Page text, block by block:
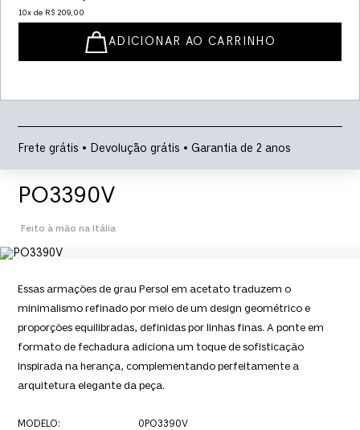
10x de R$ 209,00
ADICIONAR AO CARRINHO
Frete grátis • Devolução grátis • Garantia de 2 anos
PO3390V
Feito à mão na Itália
Essas armações de grau Persol em acetato traduzem o
minimalismo refinado por meio de um design geométrico e
proporções equilibradas, definidas por linhas finas. A ponte em
formato de fechadura adiciona um toque de sofisticação
inspirada na herança, complementando perfeitamente a
arquitetura elegante da peça.
MODELO: 0PO3390V